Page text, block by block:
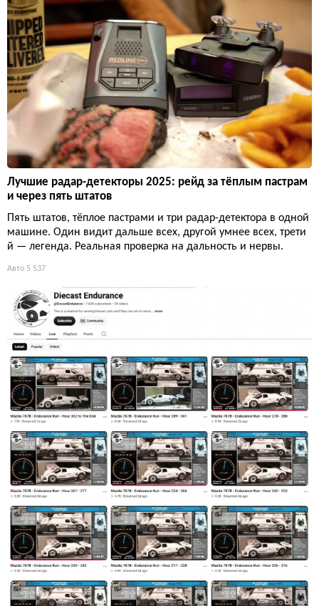
Лучшие радар-детекторы 2025: рейд за тёплым пастрам
и через пять штатов
Пять штатов, тёплое пастрами и три радар-детектора в одной
машине. Один видит дальше всех, другой умнее всех, трети
й — легенда. Реальная проверка на дальность и нервы.
Авто 5 537